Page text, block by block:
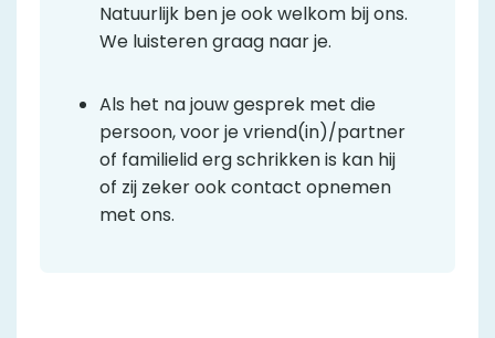
Natuurlijk ben je ook welkom bij ons.
We luisteren graag naar je.
Als het na jouw gesprek met die
persoon, voor je vriend(in)/partner
of familielid erg schrikken is kan hij
of zij zeker ook contact opnemen
met ons.